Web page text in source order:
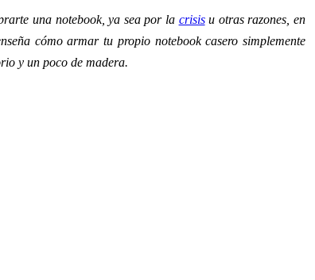
una notebook, ya sea por la crisisu otras razones, en
cómo armar tu propio notebook casero simplemente
y un poco de madera.